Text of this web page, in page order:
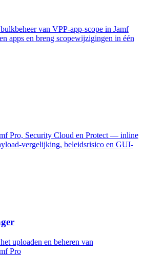
van VPP-app-scope in Jamf
apps en breng scopewijzigingen in één
Pro, Security Cloud en Protect — inline
vergelijking, beleidsrisico en GUI-
uploaden en beheren van
Pro